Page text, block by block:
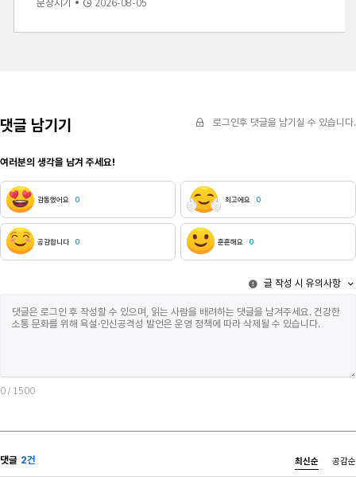
문장지기 2026-08-05
댓글 남기기 로그인후 댓글을 남기실 수 있습니다.
여러분의 생각을 남겨 주세요!
감동했어요 0 최고에요 0
공감합니다 0 훈훈해요 0
글 작성 시 유의사항
0 / 1500
댓글 2건 최신순 공감순